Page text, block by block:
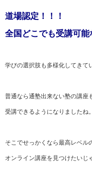
道場認定！！！
全国どこでも受講可能
学びの選択肢も多様化してきて
普通なら通塾出来ない塾の講座
受講できるようになりましたね。
そこでせっかくなら最高レベル
オンライン講座を見つけたいじ